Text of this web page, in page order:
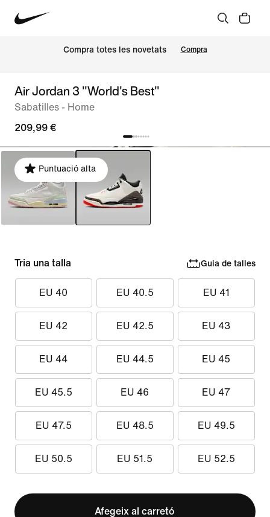
Compra totes les novetats Compra
Air Jordan 3 "World's Best"
Sabatilles - Home
209,99 €
Puntuació alta
Tria una talla Guia de talles
EU 40 EU 40.5 EU 41
EU 42 EU 42.5 EU 43
EU 44 EU 44.5 EU 45
EU 45.5 EU 46 EU 47
EU 47.5 EU 48.5 EU 49.5
EU 50.5 EU 51.5 EU 52.5
Afegeix al carretó